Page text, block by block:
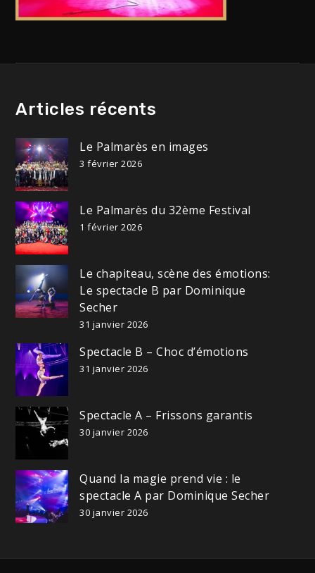
Articles récents
Le Palmarès en images
3 février 2026
Le Palmarès du 32ème Festival
1 février 2026
Le chapiteau, scène des émotions:
Le spectacle B par Dominique
Secher
31 janvier 2026
Spectacle B – Choc d’émotions
31 janvier 2026
Spectacle A – Frissons garantis
30 janvier 2026
Quand la magie prend vie : le
spectacle A par Dominique Secher
30 janvier 2026